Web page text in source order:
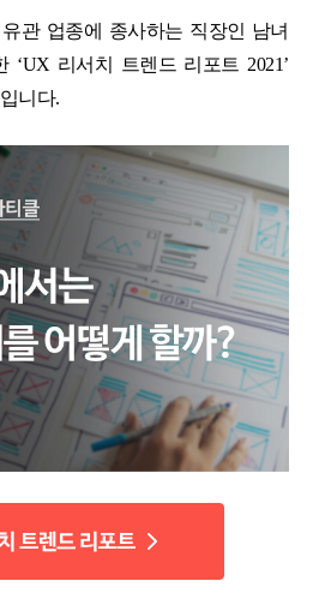
관 업종에 종사하는 직장인 남녀
‘UX 리서치 트렌드 리포트 2021’
니다.